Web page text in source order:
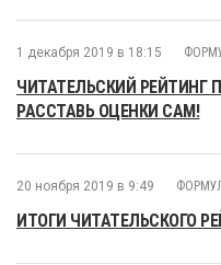
1 декабря 2019 в 18:15
ЧИТАТЕЛЬСКИЙ РЕЙТИНГ
РАССТАВЬ ОЦЕНКИ САМ!
20 ноября 2019 в 9:49
ИТОГИ ЧИТАТЕЛЬСКОГО